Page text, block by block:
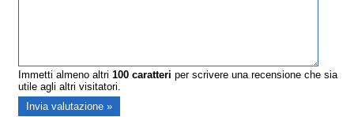
Immetti almeno altri100 caratteri per scrivere una recensione che sia
utile agli altri visitatori.